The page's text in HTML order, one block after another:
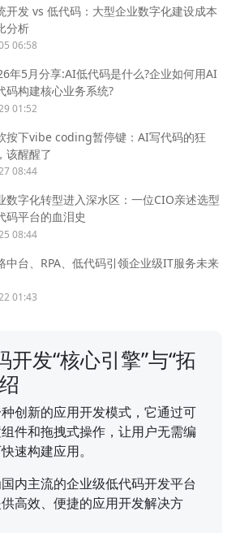
开发 vs 低代码：大型企业数字化建设成本
分析
06:58
年5月分享:AI低代码是什么?企业如何用AI
码构建核心业务系统?
01:52
按下vibe coding暂停键：AI写代码的狂
该醒醒了
08:44
数字化转型进入深水区：一位CIO亲述选型
码平台的血泪史
08:44
中台、RPA、低代码引领企业级IT服务未来
01:43
开发“核心引擎”与“拓
创新的应用开发模式，它通过可
件和拖拽式操作，让用户无需编
速构建应用。
内主流的企业级低代码开发平台
高效、便捷的应用开发解决方